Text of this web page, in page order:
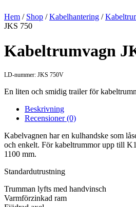
Hem / Shop /Kabelhantering /
JKS 750
Kabeltrumvagn
LD-nummer: JKS 750V
En liten och smidig trailer för
Beskrivning
Recensioner (0)
Kabelvagnen har en kulhandske som
och enkelt. För kabeltrummor upp till
1100 mm.
Standardutrustning
Trumman lyfts med handvinsch
Varmförzinkad ram